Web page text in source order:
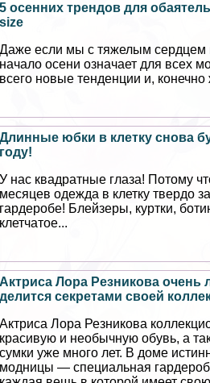
5 осенних трендов для
size
Даже если мы с тяжелым сердцем
начало осени означает для всех
всего новые тенденции и,
Длинные юбки в клетку снова
году!
У нас квадратные глаза! Потому
месяцев одежда в клетку твердо
гардеробе! Блейзеры, куртки,
клетчатое...
Актриса Лора Резникова очень
делится секретами своей
Актриса Лора Резникова
красивую и необычную обувь, а
сумки уже много лет. В доме
модницы — специальная